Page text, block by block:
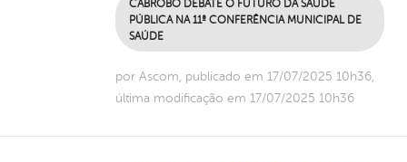
CABROBÓ DEBATE O FUTURO DA SAÚDE
PÚBLICA NA 11ª CONFERÊNCIA MUNICIPAL DE
SAÚDE
por Ascom, publicado em 17/07/2025 10h36,
última modificação em 17/07/2025 10h36